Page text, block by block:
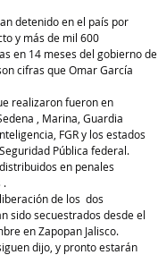
detenido en el país por
y más de mil 600
en 14 meses del gobierno de
cifras que Omar García
realizaron fueron en
, Marina, Guardia
FGR y los estados
Pública federal.
en penales
.
de los  dos
sido secuestrados desde el
en Zapopan Jalisco.
dijo, y pronto estarán